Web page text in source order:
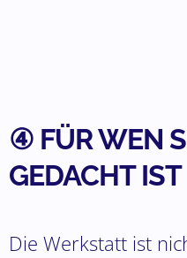
④ FÜR WEN
GEDACHT IST
Die Werkstatt ist